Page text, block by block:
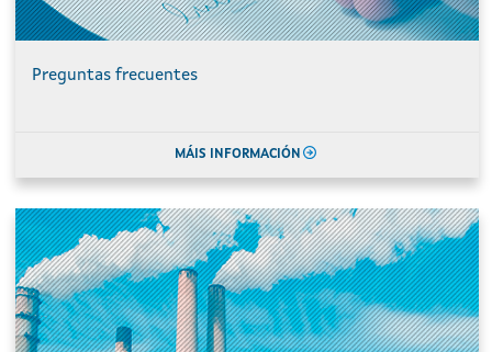
Preguntas frecuentes
MÁIS INFORMACIÓN